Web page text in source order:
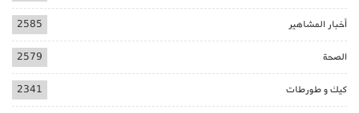
أخبار المشاهير 2585
الصحة 2579
كيك و طورطات 2341